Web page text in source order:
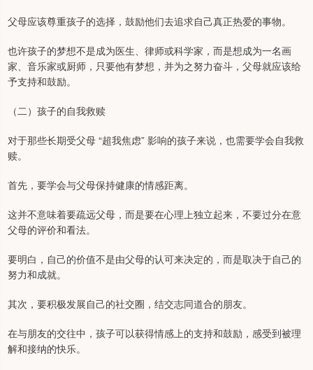
父母应该尊重孩子的选择，鼓励他们去追求自己真正热爱的事物。
也许孩子的梦想不是成为医生、律师或科学家，而是想成为一名画
家、音乐家或厨师，只要他有梦想，并为之努力奋斗，父母就应该给
予支持和鼓励。
（二）孩子的自我救赎
对于那些长期受父母 “超我焦虑” 影响的孩子来说，也需要学会自我救
赎。
首先，要学会与父母保持健康的情感距离。
这并不意味着要疏远父母，而是要在心理上独立起来，不要过分在意
父母的评价和看法。
要明白，自己的价值不是由父母的认可来决定的，而是取决于自己的
努力和成就。
其次，要积极发展自己的社交圈，结交志同道合的朋友。
在与朋友的交往中，孩子可以获得情感上的支持和鼓励，感受到被理
解和接纳的快乐。